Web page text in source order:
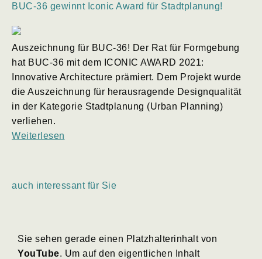
BUC-36 gewinnt Iconic Award für Stadtplanung!
Auszeichnung für BUC-36! Der Rat für Formgebung
hat BUC-36 mit dem ICONIC AWARD 2021:
Innovative Architecture prämiert. Dem Projekt wurde
die Auszeichnung für herausragende Designqualität
in der Kategorie Stadtplanung (Urban Planning)
verliehen.
Weiterlesen
auch interessant für Sie
Sie sehen gerade einen Platzhalterinhalt von
YouTube. Um auf den eigentlichen Inhalt